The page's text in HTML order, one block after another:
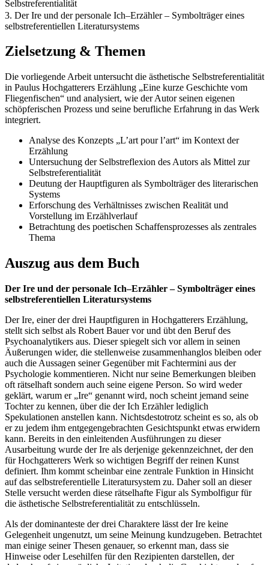
Selbstreferentialität
3. Der Ire und der personale Ich–Erzähler – Symbolträger eines
selbstreferentiellen Literatursystems
Zielsetzung & Themen
Die vorliegende Arbeit untersucht die ästhetische Selbstreferentialität
in Paulus Hochgatterers Erzählung „Eine kurze Geschichte vom
Fliegenfischen“ und analysiert, wie der Autor seinen eigenen
schöpferischen Prozess und seine berufliche Erfahrung in das Werk
integriert.
Analyse des Konzepts „L’art pour l’art“ im Kontext der
Erzählung
Untersuchung der Selbstreflexion des Autors als Mittel zur
Selbstreferentialität
Deutung der Hauptfiguren als Symbolträger des literarischen
Systems
Erforschung des Verhältnisses zwischen Realität und
Vorstellung im Erzählverlauf
Betrachtung des poetischen Schaffensprozesses als zentrales
Thema
Auszug aus dem Buch
Der Ire und der personale Ich–Erzähler – Symbolträger eines
selbstreferentiellen Literatursystems
Der Ire, einer der drei Hauptfiguren in Hochgatterers Erzählung,
stellt sich selbst als Robert Bauer vor und übt den Beruf des
Psychoanalytikers aus. Dieser spiegelt sich vor allem in seinen
Äußerungen wider, die stellenweise zusammenhanglos bleiben oder
auch die Aussagen seiner Gegenüber mit Fachtermini aus der
Psychologie kommentieren. Nicht nur seine Bemerkungen bleiben
oft rätselhaft sondern auch seine eigene Person. So wird weder
geklärt, warum er „Ire“ genannt wird, noch scheint jemand seine
Tochter zu kennen, über die der Ich Erzähler lediglich
Spekulationen anstellen kann. Nichtsdestotrotz scheint es so, als ob
er zu jedem ihm entgegengebrachten Gesichtspunkt etwas erwidern
kann. Bereits in den einleitenden Ausführungen zu dieser
Ausarbeitung wurde der Ire als derjenige gekennzeichnet, der den
für Hochgatterers Werk so wichtigen Begriff der reinen Kunst
definiert. Ihm kommt scheinbar eine zentrale Funktion in Hinsicht
auf das selbstreferentielle Literatursystem zu. Daher soll an dieser
Stelle versucht werden diese rätselhafte Figur als Symbolfigur für
die ästhetische Selbstreferentialität zu entschlüsseln.
Als der dominanteste der drei Charaktere lässt der Ire keine
Gelegenheit ungenutzt, um seine Meinung kundzugeben. Betrachtet
man einige seiner Thesen genauer, so erkennt man, dass sie
Hinweise oder Lesehilfen für den Rezipienten darstellen, der